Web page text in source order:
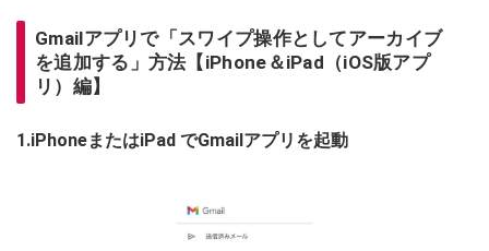
Gmailアプリで「スワイプ操作としてアーカイブ
を追加する」方法【iPhone＆iPad（iOS版アプ
リ）編】
1.iPhoneまたはiPad でGmailアプリを起動